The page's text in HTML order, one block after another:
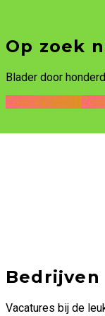
Op zoek
Blader door
Zoek vacatures
Bedrijven
Vacatures bij de